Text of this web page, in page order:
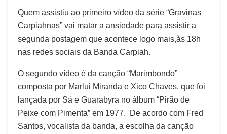
Quem assistiu ao primeiro vídeo da série “Gravinas
Carpiahnas” vai matar a ansiedade para assistir a
segunda postagem que acontece logo mais,às 18h
nas redes sociais da Banda Carpiah.
O segundo vídeo é da canção “Marimbondo”
composta por Marlui Miranda e Xico Chaves, que foi
lançada por Sá e Guarabyra no álbum “Pirão de
Peixe com Pimenta” em 1977. De acordo com Fred
Santos, vocalista da banda, a escolha da canção